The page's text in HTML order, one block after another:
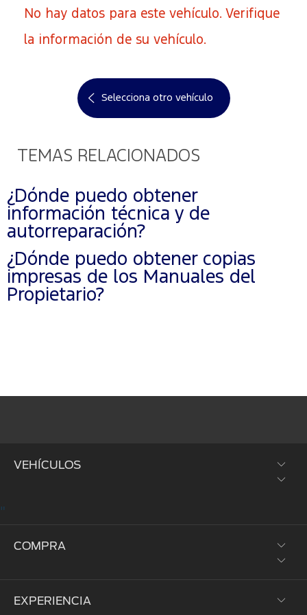
No hay datos para este vehículo. Verifique
la información de su vehículo.
Selecciona otro vehículo
TEMAS RELACIONADOS
¿Dónde puedo obtener
información técnica y de
autorreparación?
¿Dónde puedo obtener copias
impresas de los Manuales del
Propietario?
VEHÍCULOS
"
COMPRA
Prueba de Manejo
EXPERIENCIA